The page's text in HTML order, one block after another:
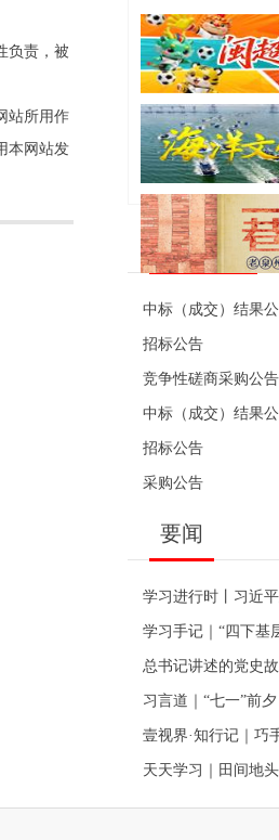
负责，被
站所用作
本网站发
便民资讯
中标（成交）结果
招标公告
竞争性磋商采购公告
中标（成交）结果
招标公告
采购公告
要闻
壹视界·知行记｜巧
天天学习｜田间地